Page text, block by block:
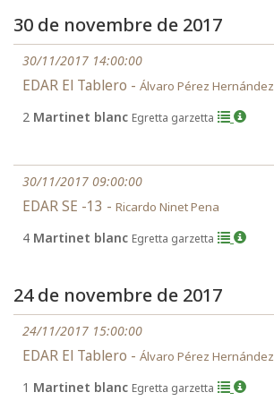
30 de novembre de 2017
30/11/2017 14:00:00
EDAR El Tablero - Álvaro Pérez Hernández
2 Martinet blanc Egretta garzetta
30/11/2017 09:00:00
EDAR SE -13 - Ricardo Ninet Pena
4 Martinet blanc Egretta garzetta
24 de novembre de 2017
24/11/2017 15:00:00
EDAR El Tablero - Álvaro Pérez Hernández
1 Martinet blanc Egretta garzetta